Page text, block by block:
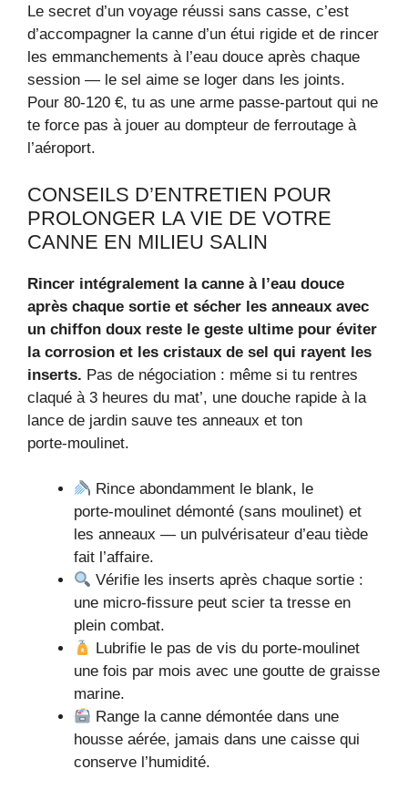
Le secret d’un voyage réussi sans casse, c’est
d’accompagner la canne d’un étui rigide et de rincer
les emmanchements à l’eau douce après chaque
session — le sel aime se loger dans les joints.
Pour 80‑120 €, tu as une arme passe‑partout qui ne
te force pas à jouer au dompteur de ferroutage à
l’aéroport.
CONSEILS D’ENTRETIEN POUR
PROLONGER LA VIE DE VOTRE
CANNE EN MILIEU SALIN
Rincer intégralement la canne à l’eau douce
après chaque sortie et sécher les anneaux avec
un chiffon doux reste le geste ultime pour éviter
la corrosion et les cristaux de sel qui rayent les
inserts. Pas de négociation : même si tu rentres
claqué à 3 heures du mat’, une douche rapide à la
lance de jardin sauve tes anneaux et ton
porte‑moulinet.
Rince abondamment le blank, le
porte‑moulinet démonté (sans moulinet) et
les anneaux — un pulvérisateur d’eau tiède
fait l’affaire.
Vérifie les inserts après chaque sortie :
une micro‑fissure peut scier ta tresse en
plein combat.
Lubrifie le pas de vis du porte‑moulinet
une fois par mois avec une goutte de graisse
marine.
Range la canne démontée dans une
housse aérée, jamais dans une caisse qui
conserve l’humidité.